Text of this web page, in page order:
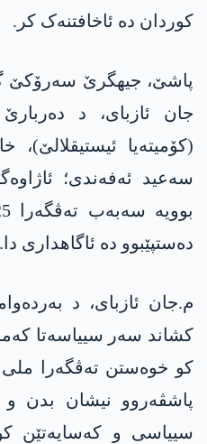
کوردان دە ئاخافتنەک کر.
جان ئازبای، د دەربارێ
(کۆمیتەیا
سەعید ئەفەندی؛
دەستپێبوو دە ئاگاھداری دا.
م.جان ئازبای، د
کشاند سەر سییاسەتا
پاشڤەروو نیشان بدن و
سییاسی و کەسایەتێن